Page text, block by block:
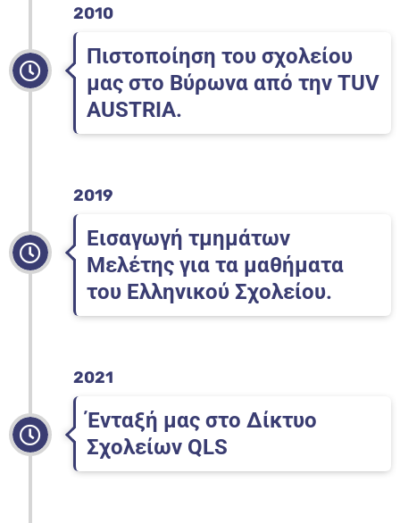
2010
Πιστοποίηση του σχολείου
μας στο Βύρωνα από την TUV
AUSTRIA.
2019
Εισαγωγή τμημάτων
Μελέτης για τα μαθήματα
του Ελληνικού Σχολείου.
2021
Ένταξή μας στο Δίκτυο
Σχολείων QLS